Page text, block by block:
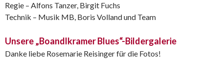
Regie – Alfons Tanzer, Birgit Fuchs
Technik – Musik MB, Boris Volland und Team
Unsere „Boandlkramer Blues“-Bildergalerie
Danke liebe Rosemarie Reisinger für die Fotos!